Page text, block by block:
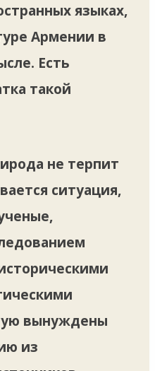
языках,
Армении в
Есть
такой
не терпит
ситуация,
вынуждены
из